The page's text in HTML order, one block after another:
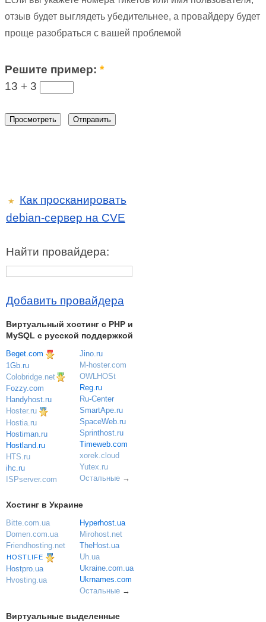
отзыв будет выглядеть убедительнее, а провайдеру будет
проще разобраться с вашей проблемой
Решите пример:*
13 + 3
★
Как просканировать
debian-сервер на CVE
Найти провайдера:
Добавить провайдера
Виртуальный хостинг c PHP и
MySQL с русской поддержкой
Beget.com
1Gb.ru
Colobridge.net
Fozzy.com
Handyhost.ru
Hoster.ru
Hostia.ru
Hostiman.ru
Hostland.ru
HTS.ru
ihc.ru
ISPserver.com
Jino.ru
M-hoster.com
OWLHOSt
Reg.ru
Ru-Center
SmartApe.ru
SpaceWeb.ru
Sprinthost.ru
Timeweb.com
xorek.cloud
Yutex.ru
Остальные→
Хостинг в Украине
Bitte.com.ua
Domen.com.ua
Friendhosting.net
HOSTLIFE
Hostpro.ua
Hvosting.ua
Hyperhost.ua
Mirohost.net
TheHost.ua
Uh.ua
Ukraine.com.ua
Ukrnames.com
Остальные→
Виртуальные выделенные